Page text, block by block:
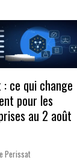
ce qui change
pour les
au 2 août
Perissat